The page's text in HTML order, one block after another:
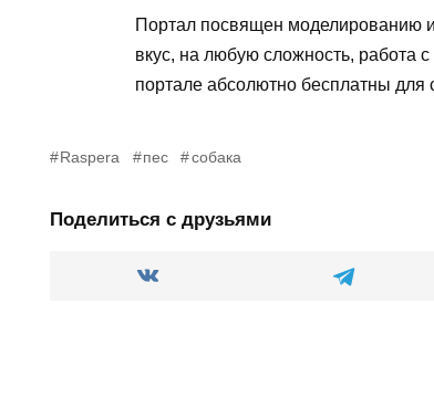
Портал посвящен моделированию
вкус, на любую сложность, работа
портале абсолютно бесплатны для
Raspera пес собака
Поделиться с друзьями